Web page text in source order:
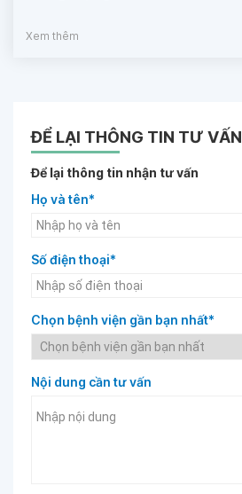
Xem thêm
ĐỂ LẠI THÔNG TIN TƯ VẤN
Để lại thông tin nhận tư vấn
Họ và tên*
Số điện thoại*
Chọn bệnh viện gần bạn nhất*
Nội dung cần tư vấn